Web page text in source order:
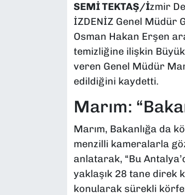
SEMİ TEKTAŞ/İzmir
İZDENİZ Genel Müdür
Osman Hakan Erşen
temizliğine ilişkin
veren Genel Müdür
edildiğini kaydetti.
Marım:
Marım, Bakanlığa da
menzilli kameralarla
anlatarak, “Bu
yaklaşık 28 tane direk
konularak sürekli